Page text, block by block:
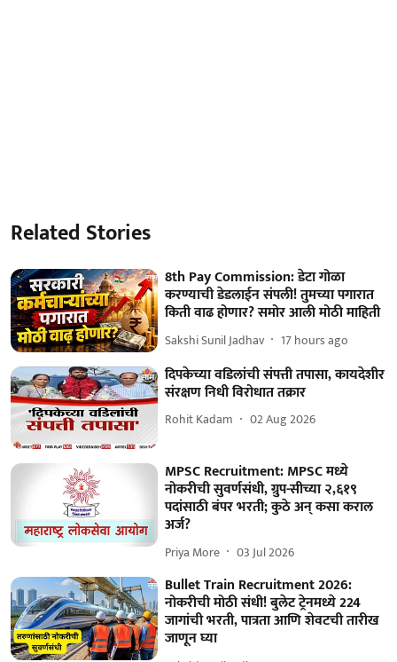
Related Stories
8th Pay Commission: डेटा गोळा
करण्याची डेडलाईन संपली! तुमच्या पगारात
किती वाढ होणार? समोर आली मोठी माहिती
Sakshi Sunil Jadhav 17 hours ago
दिपकेच्या वडिलांची संपत्ती तपासा, कायदेशीर
संरक्षण निधी विरोधात तक्रार
Rohit Kadam 02 Aug 2026
MPSC Recruitment: MPSC मध्ये
नोकरीची सुवर्णसंधी, ग्रुप-सीच्या २,६१९
पदांसाठी बंपर भरती; कुठे अन् कसा कराल
अर्ज?
Priya More 03 Jul 2026
Bullet Train Recruitment 2026:
नोकरीची मोठी संधी! बुलेट ट्रेनमध्ये 224
जागांची भरती, पात्रता आणि शेवटची तारीख
जाणून घ्या